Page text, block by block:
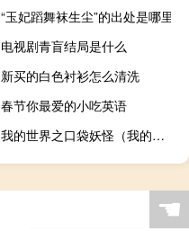
“玉妃蹈舞袜生尘”的出处是哪里
电视剧青盲结局是什么
新买的白色衬衫怎么清洗
春节你最爱的小吃英语
我的世界之口袋妖怪（我的世界口袋妖怪大全）
☚